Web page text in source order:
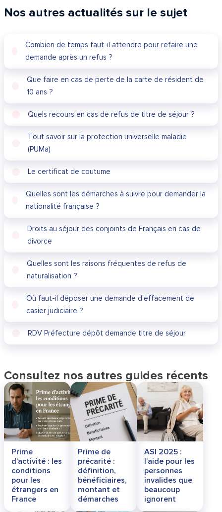
Nos autres actualités sur le sujet
Combien de temps faut-il attendre pour refaire une
demande après un refus ?
Que faire en cas de perte de la carte de résident de
10 ans ?
Quels recours en cas de refus de titre de séjour ?
Tout savoir sur la protection universelle maladie
(PUMa)
Le certificat de coutume
Quelles sont les démarches à suivre pour demander la
nationalité française ?
Droits au séjour des conjoints de Français en cas de
divorce
Quelles sont les raisons fréquentes de refus de
naturalisation ?
Où faut-il déposer une demande d’effacement de
casier judiciaire ?
RDV Préfecture dépôt demande titre de séjour
Consultez nos autres guides récents
Prime
d’activité : les
conditions
pour les
étrangers en
France
Prime de
précarité :
définition,
bénéficiaires,
montant et
démarches
ASI 2025 :
l’aide pour les
personnes
invalides que
beaucoup
ignorent